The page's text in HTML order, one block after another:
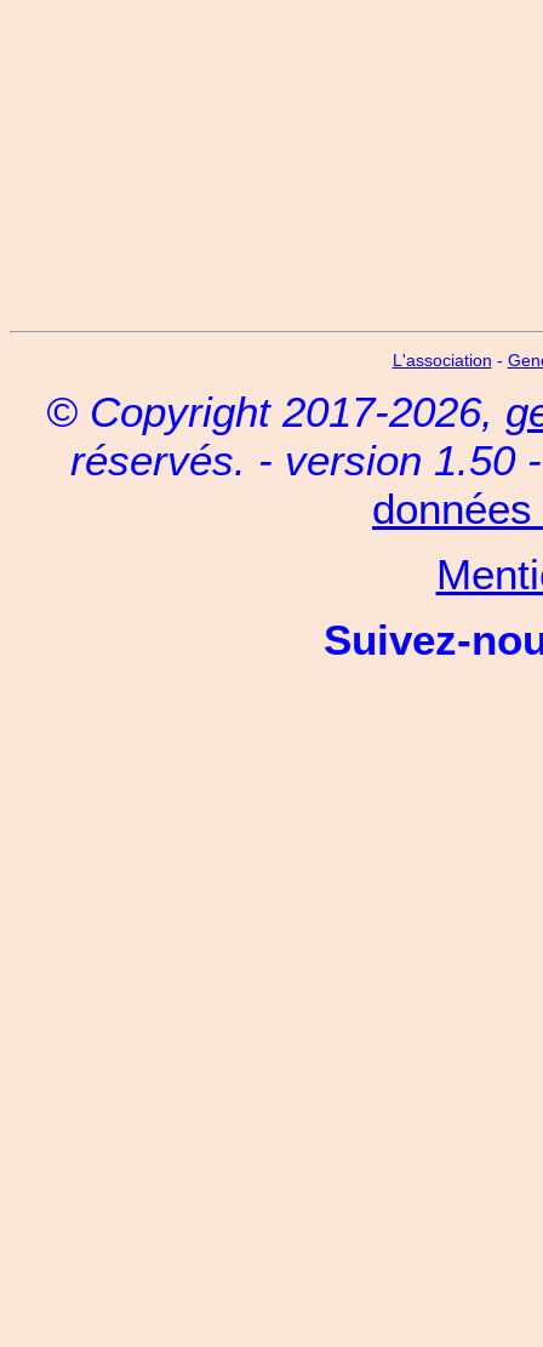
L'association -
© Copyright 2017-2026,
réservés. - version 1.50
Suivez-